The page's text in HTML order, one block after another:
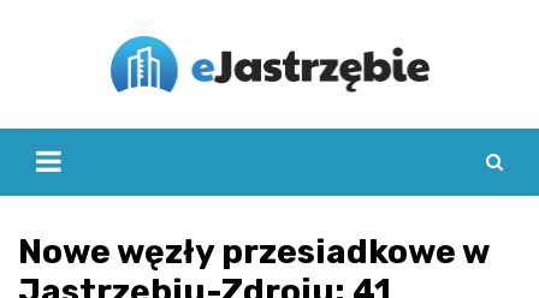
Nowe węzły przesiadkowe w